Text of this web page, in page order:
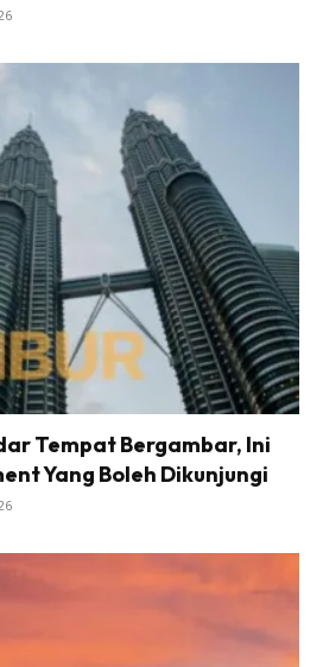
Tempat Bergambar, Ini
Yang Boleh Dikunjungi